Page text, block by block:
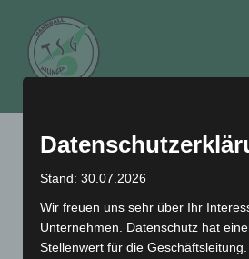
Inhalt
springen
Schlagwort:
Stand: 30.07.2026
Wir freuen uns sehr über Ihr
Unternehmen. Datenschutz hat
Stellenwert für die